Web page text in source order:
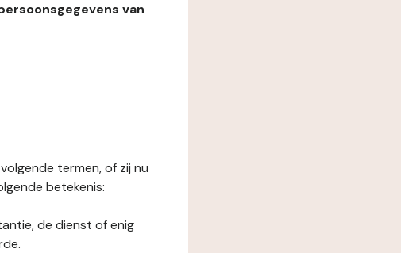
van
termen, of zij nu
betekenis:
de dienst of enig